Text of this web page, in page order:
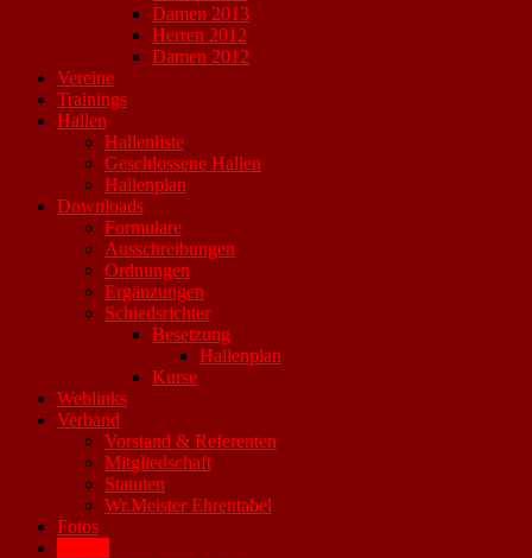
Damen 2013
Herren 2012
Damen 2012
Vereine
Trainings
Hallen
Hallenliste
Geschlossene Hallen
Hallenplan
Downloads
Formulare
Ausschreibungen
Ordnungen
Ergänzungen
Schiedsrichter
Besetzung
Hallenplan
Kurse
Weblinks
Verband
Vorstand & Referenten
Mitgliedschaft
Statuten
Wr.Meister Ehrentabel
Fotos